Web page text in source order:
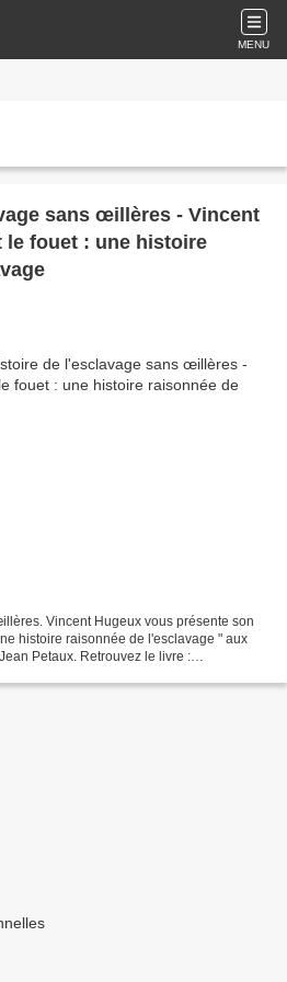
MENU
sans œillères - Vincent
le fouet : une histoire
Vincent Hugeux vous présente son
histoire raisonnée de l'esclavage " aux
Petaux. Retrouvez le livre :